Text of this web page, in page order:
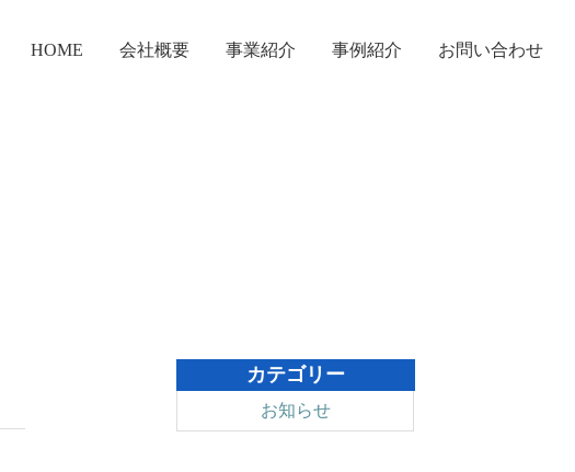
HOME 会社概要 事業紹介 事例紹介 お問い合わせ
カテゴリー
お知らせ